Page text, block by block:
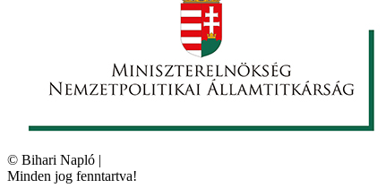
© Bihari Napló |
Minden jog fenntartva!